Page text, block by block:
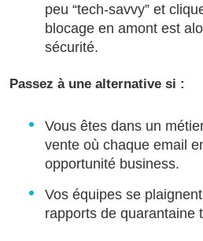
peu “tech-savvy” et
blocage en amont est
sécurité.
Passez à une alternative si :
Vous êtes dans un
vente où chaque email
opportunité business.
Vos équipes se
rapports de quarantaine